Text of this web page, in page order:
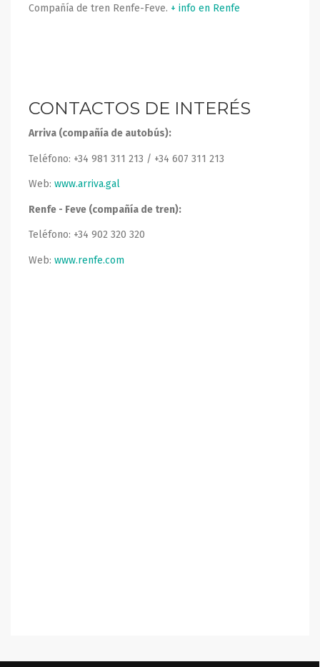
Compañía de tren Renfe-Feve. + info en Renfe
CONTACTOS DE INTERÉS
Arriva (compañía de autobús):
Teléfono: +34 981 311 213 / +34 607 311 213
Web: www.arriva.gal
Renfe - Feve (compañía de tren):
Teléfono: +34 902 320 320
Web: www.renfe.com